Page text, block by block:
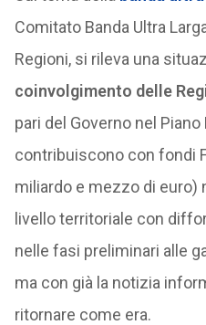
Comitato Banda Ultra
Regioni, si rileva una
coinvolgimento delle
pari del Governo nel
contribuiscono con fondi
miliardo e mezzo di euro)
livello territoriale con
nelle fasi preliminari alle
ma con già la notizia
ritornare come era.